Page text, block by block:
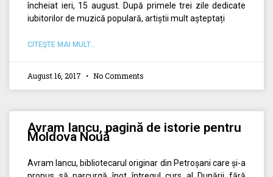
încheiat ieri, 15 august. După primele trei zile dedicate
iubitorilor de muzică populară, artiștii mult așteptați
CITEŞTE MAI MULT...
August 16, 2017 No Comments
Avram Iancu, pagină de istorie pentru
Moldova Nouă
Avram Iancu, bibliotecarul originar din Petroșani care și-a